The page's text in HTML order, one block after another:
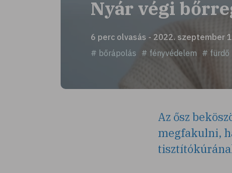
Nyár végi
6 perc olvasás - 2022. szeptember
# bőrápolás # fényvédelem # fürdő
Az ősz
megfakulni,